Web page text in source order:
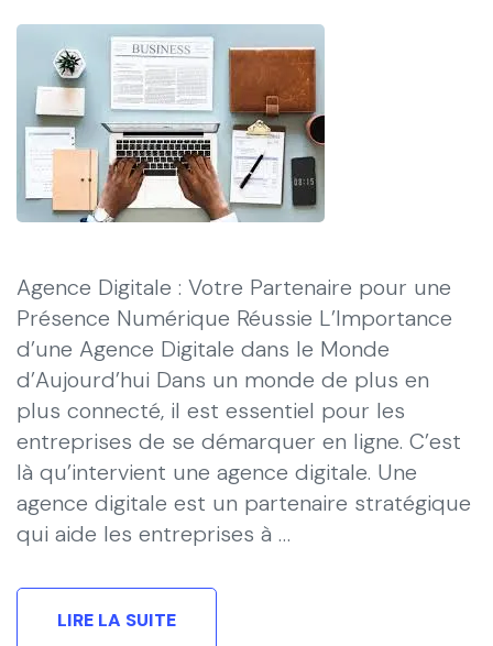
Agence Digitale : Votre Partenaire pour une
Présence Numérique Réussie L’Importance
d’une Agence Digitale dans le Monde
d’Aujourd’hui Dans un monde de plus en
plus connecté, il est essentiel pour les
entreprises de se démarquer en ligne. C’est
là qu’intervient une agence digitale. Une
agence digitale est un partenaire stratégique
qui aide les entreprises à …
LIRE LA SUITE